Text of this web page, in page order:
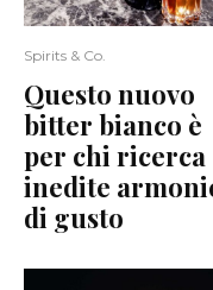
Spirits & Co.
Questo nuovo
bitter bianco è
per chi ricerca
inedite
di gusto